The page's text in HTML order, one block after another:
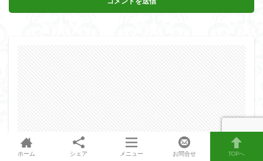
ホーム シェア メニュー お問合せ TOPへ